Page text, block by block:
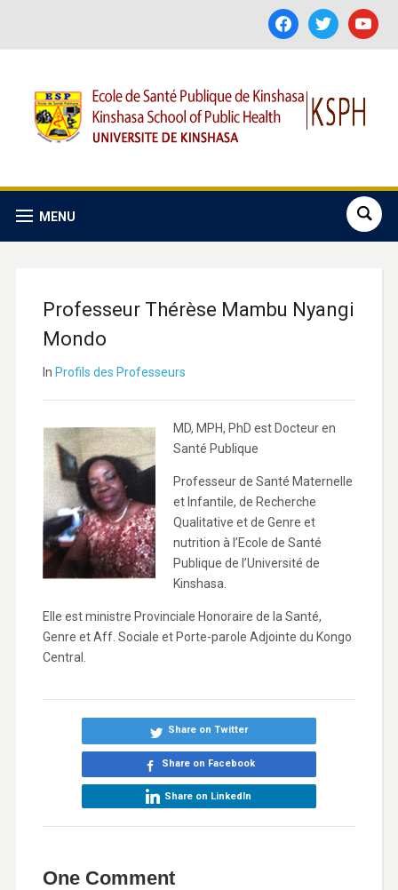
facebooktwitter youtube
MENU
Professeur Thérèse Mambu Nyangi
Mondo
In Profils des Professeurs
MD, MPH, PhD est Docteur en
Santé Publique
Professeur de Santé Maternelle
et Infantile, de Recherche
Qualitative et de Genre et
nutrition à l’Ecole de Santé
Publique de l’Université de
Kinshasa.
Elle est ministre Provinciale Honoraire de la Santé,
Genre et Aff. Sociale et Porte-parole Adjointe du Kongo
Central.
Share on Twitter
Share on Facebook
Share on LinkedIn
One Comment